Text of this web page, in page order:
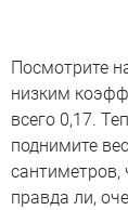
Посмотрите
низким
всего 0,17.
поднимите
сантиметров,
правда ли,